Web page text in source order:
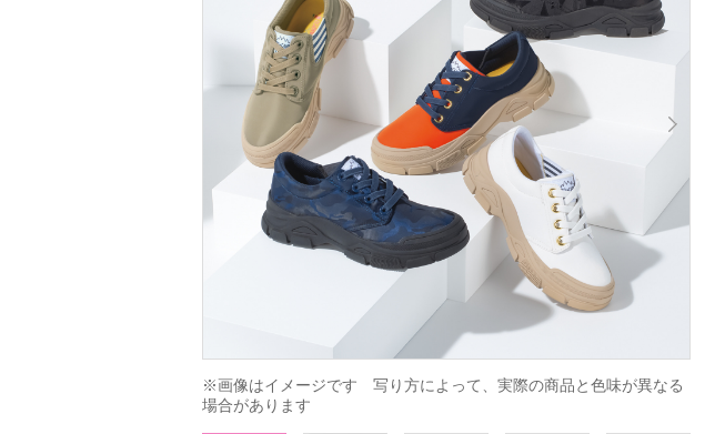
※画像はイメージです　写り方によって、実際の商品と色味が異なる
場合があります